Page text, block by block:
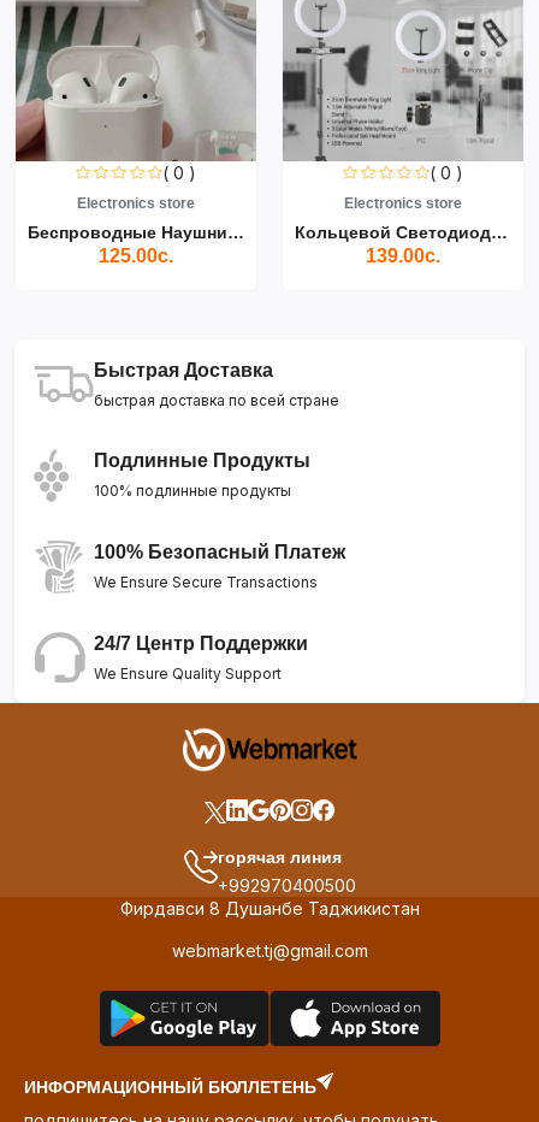
( 0 )
Electronics store
Беспроводные Наушники Air...
125.00с.
( 0 )
Electronics store
Кольцевой Светодиодный Св...
139.00с.
Быстрая Доставка
быстрая доставка по всей стране
Подлинные Продукты
100% подлинные продукты
100% Безопасный Платеж
We Ensure Secure Transactions
24/7 Центр Поддержки
We Ensure Quality Support
горячая линия
+992970400500
Фирдавси 8 Душанбе Таджикистан
webmarket.tj@gmail.com
ИНФОРМАЦИОННЫЙ БЮЛЛЕТЕНЬ